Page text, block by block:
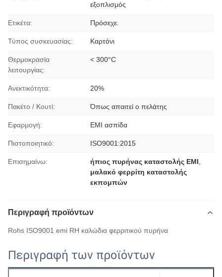
εξοπλισμός
Ετικέτα: Πρόσεχε.
Τύπος συσκευασίας: Καρτόνι
Θερμοκρασία
λειτουργίας:
< 300°C
Ανεκτικότητα: 20%
Πακέτο / Κουτί: Όπως απαιτεί ο πελάτης
Εφαρμογή: ΕΜΙ ασπίδα
Πιστοποιητικό: ISO9001:2015
Επισημαίνω: ήπιος πυρήνας καταστολής EMI
μαλακό φερρίτη καταστολής
εκπομπών
Περιγραφή προϊόντων
Rohs ISO9001 emi RH καλώδια φερριτικού πυρήνα
Περιγραφή των προϊόντων